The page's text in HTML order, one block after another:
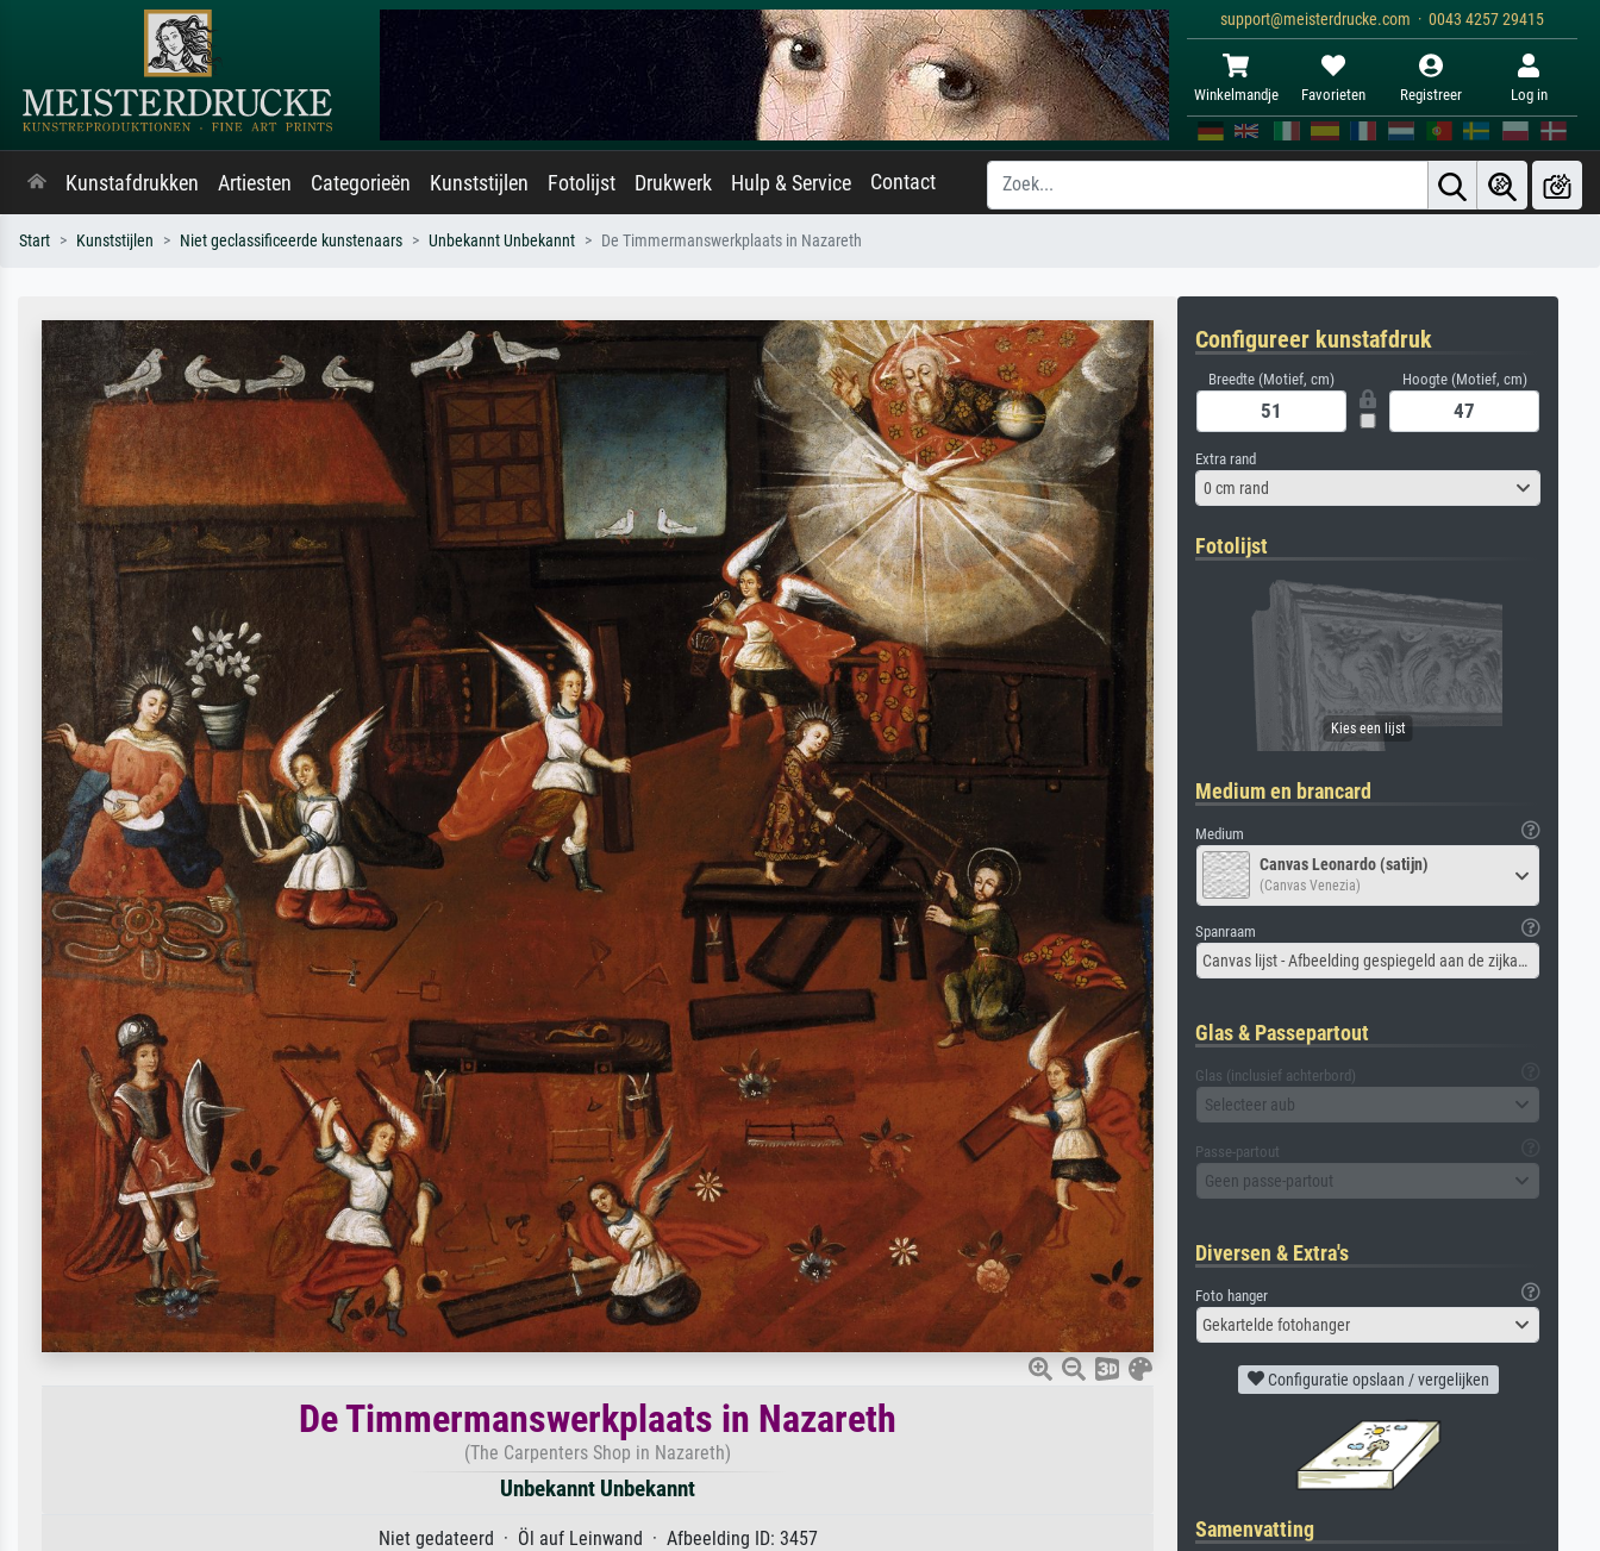
support@meisterdrucke.com · 0043 4257 29415
Winkelmandje Favorieten Registreer Log in
Kunstafdrukken Artiesten Categorieën Kunststijlen Fotolijst Drukwerk Hulp & Service Contact
Start Kunststijlen Niet geclassificeerde kunstenaars Unbekannt Unbekannt De Timmermanswerkplaats in Nazareth
De Timmermanswerkplaats in Nazareth
(The Carpenters Shop in Nazareth)
Unbekannt Unbekannt
Niet gedateerd · Öl auf Leinwand · Afbeelding ID: 3457
Configureer kunstafdruk
Breedte (Motief, cm) Hoogte (Motief, cm)
Extra rand
0 cm rand
Fotolijst
Medium en brancard
Medium
Canvas Leonardo (satijn)
(Canvas Venezia)
Spanraam
Canvas lijst - Afbeelding gespiegeld aan de zijkant
Glas & Passepartout
Glas (inclusief achterbord)
Selecteer aub
Passe-partout
Geen passe-partout
Diversen & Extra's
Foto hanger
Gekartelde fotohanger
Configuratie opslaan / vergelijken
Samenvatting